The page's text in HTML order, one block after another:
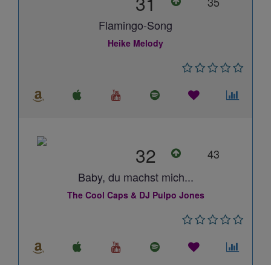
Flamingo-Song
Heike Melody
32
43
Baby, du machst mich...
The Cool Caps & DJ Pulpo Jones